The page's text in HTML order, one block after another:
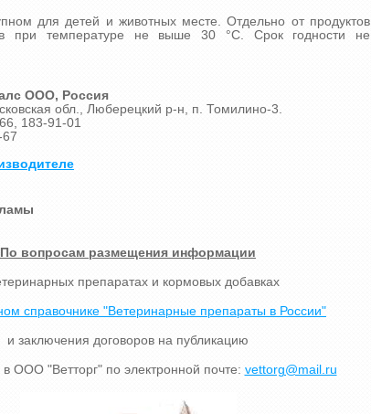
для детей и животных месте. Отдельно от продуктов
при температуре не выше 30 °С. Срок годности не
ООО, Россия
обл., Люберецкий р-н, п. Томилино-3.
183-91-01
По вопросам размещения информации
препаратах и кормовых добавках
справочнике "Ветеринарные препараты в России"
и заключения договоров на публикацию
ООО "Ветторг" по электронной почте: vettorg@mail.ru